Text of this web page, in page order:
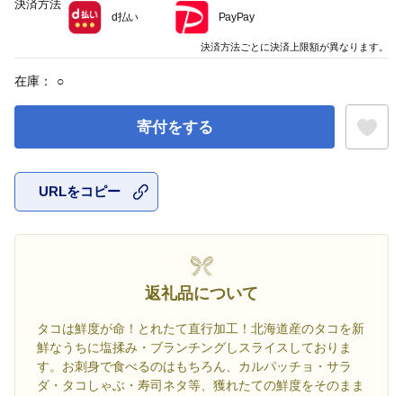
在庫： ○
寄付をする
URLをコピー
返礼品について
タコは鮮度が命！とれたて直行加工！北海道産のタコを新
鮮なうちに塩揉み・ブランチングしスライスしておりま
す。お刺身で食べるのはもちろん、カルパッチョ・サラ
ダ・タコしゃぶ・寿司ネタ等、獲れたての鮮度をそのまま
決済方法
d払い PayPay
決済方法ごとに決済上限額が異なります。